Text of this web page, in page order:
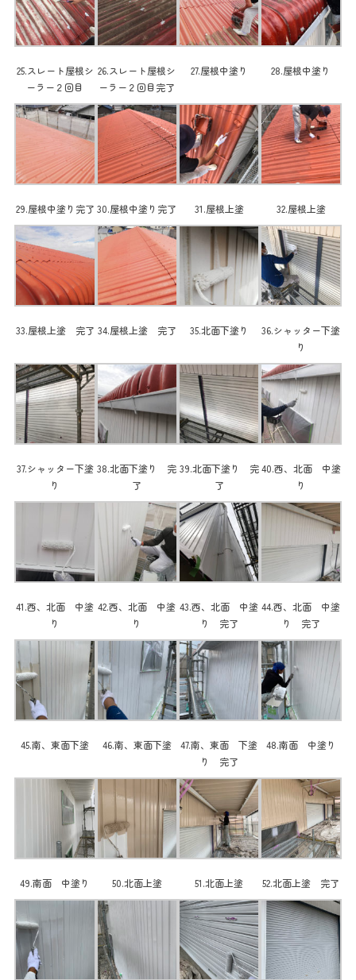
25.スレート屋根シ
ーラー２回目
26.スレート屋根シ
ーラー２回目完了
27.屋根中塗り 28.屋根中塗り
29.屋根中塗り完了 30.屋根中塗り完了 31.屋根上塗 32.屋根上塗
33.屋根上塗 完了 34.屋根上塗 完了 35.北面下塗り
36.シャッター下塗
り
37.シャッター下塗
り
38.北面下塗り 完
了
39.北面下塗り 完
了
40.西、北面 中塗
り
41.西、北面 中塗
り
42.西、北面 中塗
り
43.西、北面 中塗
り 完了
44.西、北面 中塗
り 完了
45.南、東面下塗 46.南、東面下塗
47.南、東面 下塗
り 完了
48.南面 中塗り
49.南面 中塗り 50.北面上塗 51.北面上塗 52.北面上塗 完了